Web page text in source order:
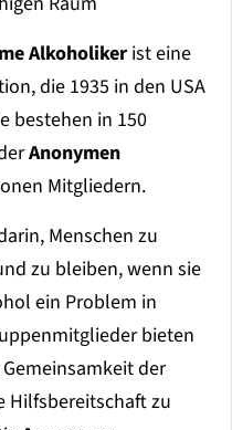
Alkoholiker ist eine
die 1935 in den USA
bestehen in 150
Anonymen
Mitgliedern.
Menschen zu
zu bleiben, wenn sie
ein Problem in
bieten
der
Hilfsbereitschaft zu